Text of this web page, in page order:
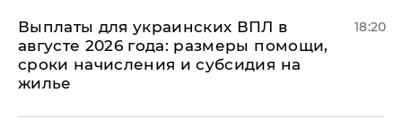
Выплаты для украинских ВПЛ в
августе 2026 года: размеры помощи,
сроки начисления и субсидия на
жилье
18:20